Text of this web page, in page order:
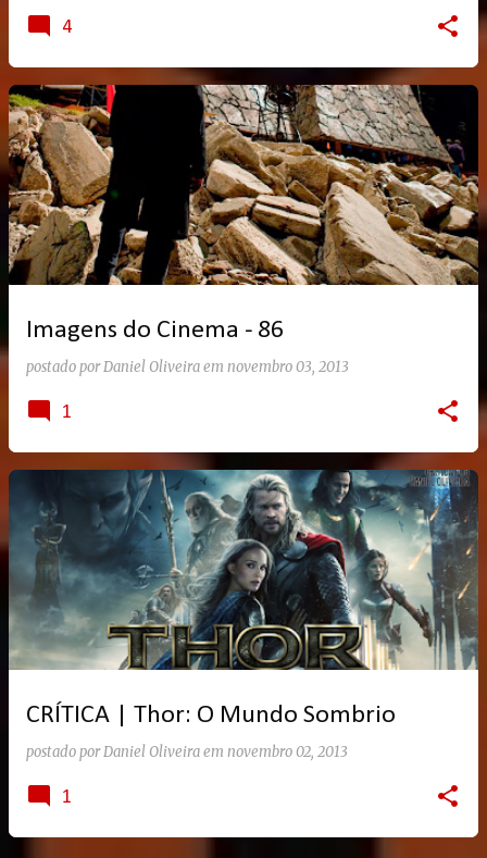
4
Imagens do Cinema - 86
postado porDaniel Oliveiraem novembro 03, 2013
1
CRÍTICA | Thor: O Mundo Sombrio
postado porDaniel Oliveiraem novembro 02, 2013
1